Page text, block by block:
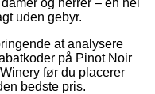
uden gebyr.
at analysere
på Pinot Noir
før du placerer
bedste pris.